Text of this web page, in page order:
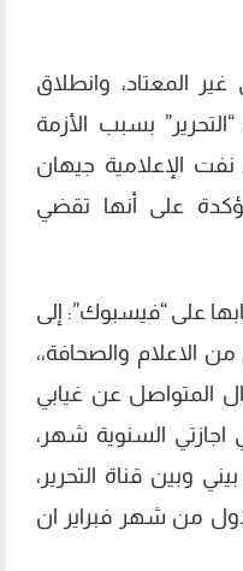
المعتاد، وانطلاق
بسبب الأزمة
نفت الإعلامية جيهان
على أنها تقضي
على “فيسبوك”: إلى
الاعلام والصحافة،،
المتواصل عن غيابي
اجازتي السنوية شهر،
وبين قناة التحرير،
من شهر فبراير ان